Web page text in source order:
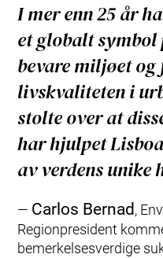
I mer enn 25 år
et globalt
bevare miljøet og
livskvaliteten i
stolte over at
har hjulpet
av verdens unike
Carlos Bernad,
Regionpresident
bemerkelsesverdige